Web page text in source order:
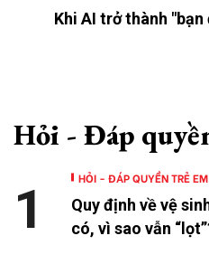
Khi AI trở thành
Hỏi - Đáp
HỎI - ĐÁP QUYỀN TRẺ EM
Quy định về vệ
có, vì sao vẫn
1